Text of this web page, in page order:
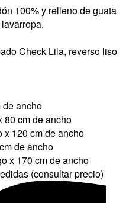
100% y relleno de guata
Check Lila, reverso liso
de ancho
80 cm de ancho
x 120 cm de ancho
de ancho
x 170 cm de ancho
(consultar precio)